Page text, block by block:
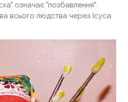
означає "позбавлення".
всього людства через Ісуса